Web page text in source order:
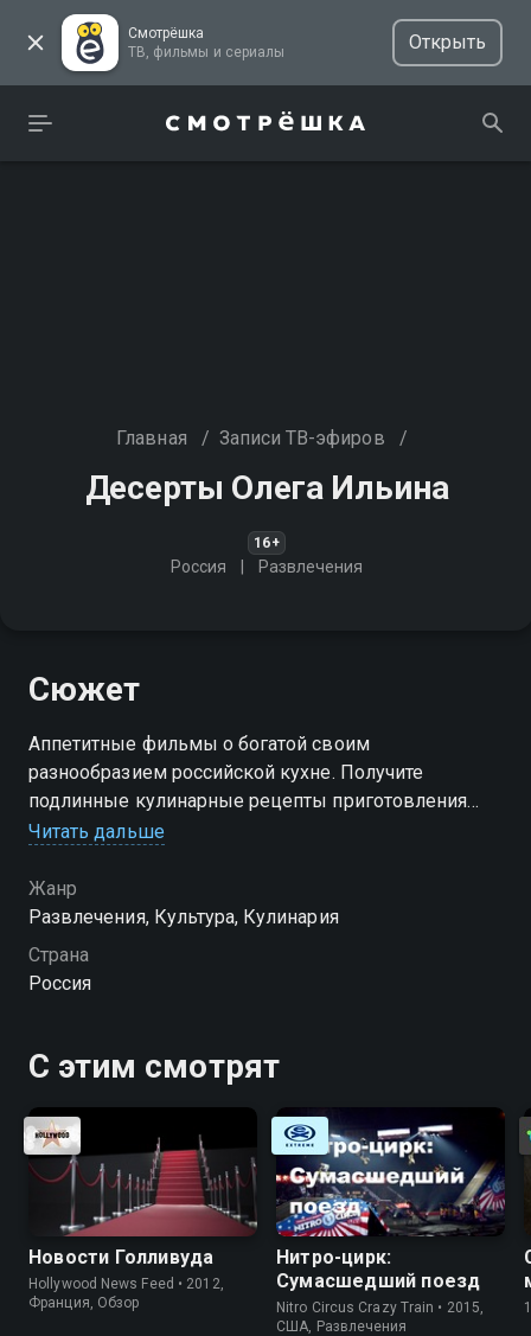
Смотрёшка
ТВ, фильмы и сериалы
Открыть
Главная / Записи ТВ-эфиров /
Десерты Олега Ильина
16+
Россия Развлечения
Сюжет
Аппетитные фильмы о богатой своим
разнообразием российской кухне. Получите
подлинные кулинарные рецепты приготовления
национальных блюд от лучших поваров из разных
Читать дальше
Жанр
Развлечения, Культура, Кулинария
Страна
Россия
С этим смотрят
Новости Голливуда
Hollywood News Feed • 2012,
Франция, Обзор
Нитро-цирк:
Сумасшедший поезд
Nitro Circus Crazy Train • 2015,
США, Развлечения